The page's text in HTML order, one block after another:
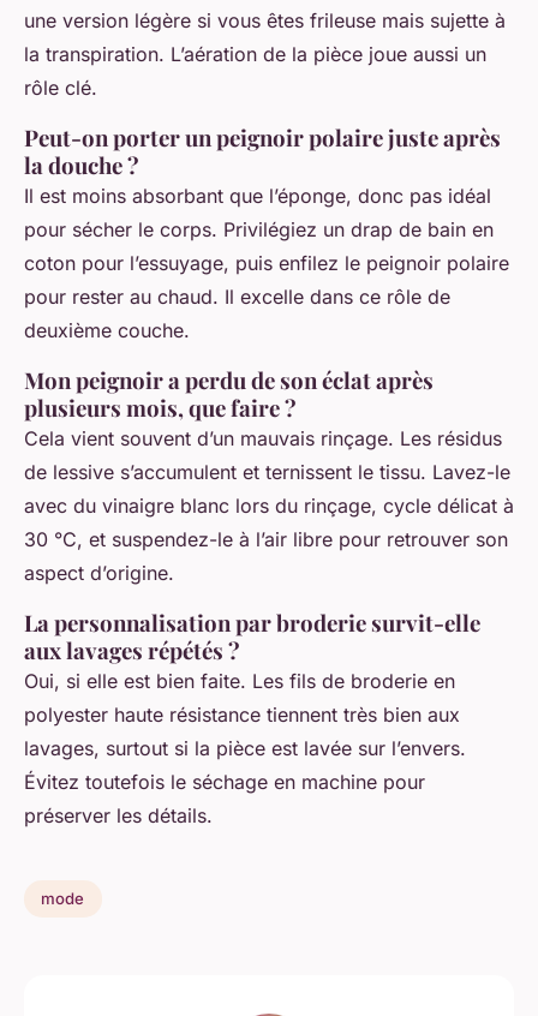
une version légère si vous êtes frileuse mais sujette à
la transpiration. L’aération de la pièce joue aussi un
rôle clé.
Peut-on porter un peignoir polaire juste après
la douche ?
Il est moins absorbant que l’éponge, donc pas idéal
pour sécher le corps. Privilégiez un drap de bain en
coton pour l’essuyage, puis enfilez le peignoir polaire
pour rester au chaud. Il excelle dans ce rôle de
deuxième couche.
Mon peignoir a perdu de son éclat après
plusieurs mois, que faire ?
Cela vient souvent d’un mauvais rinçage. Les résidus
de lessive s’accumulent et ternissent le tissu. Lavez-le
avec du vinaigre blanc lors du rinçage, cycle délicat à
30 °C, et suspendez-le à l’air libre pour retrouver son
aspect d’origine.
La personnalisation par broderie survit-elle
aux lavages répétés ?
Oui, si elle est bien faite. Les fils de broderie en
polyester haute résistance tiennent très bien aux
lavages, surtout si la pièce est lavée sur l’envers.
Évitez toutefois le séchage en machine pour
préserver les détails.
mode